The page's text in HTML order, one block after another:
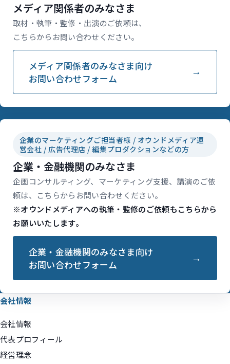
メディア関係者のみなさま
取材・執筆・監修・出演のご依頼は、
こちらからお問い合わせください。
メディア関係者のみなさま向け
お問い合わせフォーム
企業のマーケティングご担当者様 / オウンドメディア運
営会社 / 広告代理店 / 編集プロダクションなどの方
企業・金融機関のみなさま
企画コンサルティング、マーケティング支援、講演のご依
頼は、こちらからお問い合わせください。
※オウンドメディアへの執筆・監修のご依頼もこちらから
お願いいたします。
企業・金融機関のみなさま向け
お問い合わせフォーム
会社情報
会社情報
代表プロフィール
経営理念